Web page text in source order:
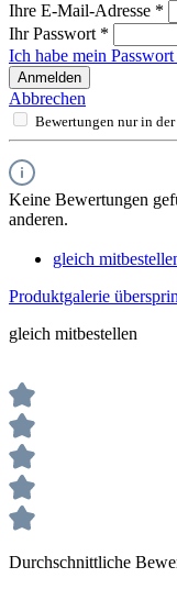
Ihre E-Mail-Adresse *
Ihr Passwort *
Ich habe mein Passwort
Anmelden
Abbrechen
Bewertungen nur in
Keine Bewertungen
anderen.
gleich
Produktgalerie
gleich mitbestellen
Durchschnittliche